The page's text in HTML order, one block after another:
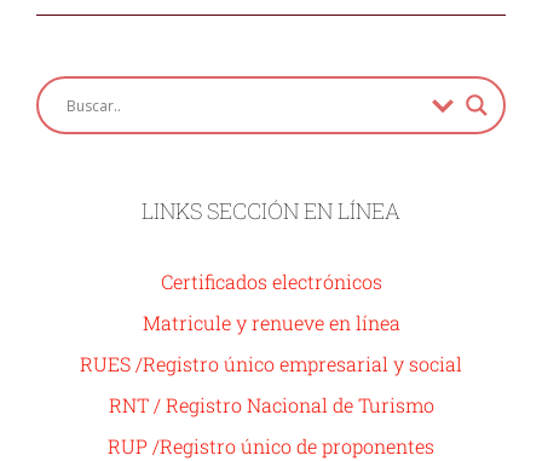
LINKS SECCIÓN EN LÍNEA
Certificados electrónicos
Matricule y renueve en línea
RUES /Registro único empresarial y social
RNT / Registro Nacional de Turismo
RUP /Registro único de proponentes